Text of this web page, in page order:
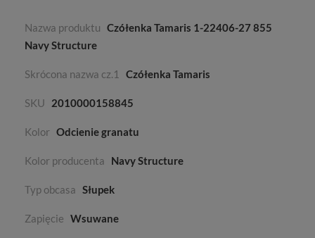
Nazwa produktu Czółenka Tamaris 1-22406-27 855
Navy Structure
Skrócona nazwa cz.1 Czółenka Tamaris
SKU 2010000158845
Kolor Odcienie granatu
Kolor producenta Navy Structure
Typ obcasa Słupek
Zapięcie Wsuwane